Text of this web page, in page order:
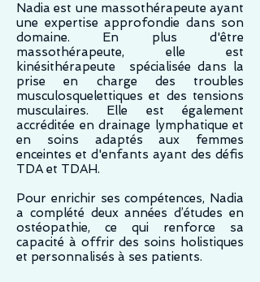
Nadia est une massothérapeute ayant
une expertise approfondie dans son
domaine. En plus d'être
massothérapeute, elle est
kinésithérapeute spécialisée dans la
prise en charge des troubles
musculosquelettiques et des tensions
musculaires. Elle est également
accréditée en drainage lymphatique et
en soins adaptés aux femmes
enceintes et d'enfants ayant des défis
TDA et TDAH.
Pour enrichir ses compétences, Nadia
a complété deux années d’études en
ostéopathie, ce qui renforce sa
capacité à offrir des soins holistiques
et personnalisés à ses patients.